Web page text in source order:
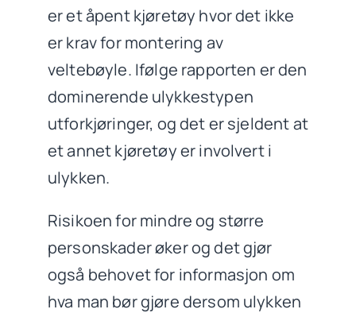
er et åpent kjøretøy hvor det ikke
er krav for montering av
veltebøyle. Ifølge rapporten er den
dominerende ulykkestypen
utforkjøringer, og det er sjeldent at
et annet kjøretøy er involvert i
ulykken.
Risikoen for mindre og større
personskader øker og det gjør
også behovet for informasjon om
hva man bør gjøre dersom ulykken